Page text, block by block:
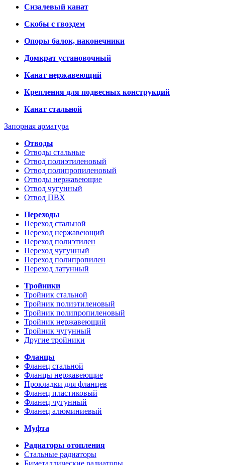
Сизалевый канат
Скобы с гвоздем
Опоры балок, наконечники
Домкрат установочный
Канат нержавеющий
Крепления для подвесных конструкций
Канат стальной
Запорная арматура
Отводы
Отводы стальные
Отвод полиэтиленовый
Отвод полипропиленовый
Отводы нержавеющие
Отвод чугунный
Отвод ПВХ
Переходы
Переход стальной
Переход нержавеющий
Переход полиэтилен
Переход чугунный
Переход полипропилен
Переход латунный
Тройники
Тройник стальной
Тройник полиэтиленовый
Тройник полипропиленовый
Тройник нержавеющий
Тройник чугунный
Другие тройники
Фланцы
Фланец стальной
Фланцы нержавеющие
Прокладки для фланцев
Фланец пластиковый
Фланец чугунный
Фланец алюминиевый
Муфта
Радиаторы отопления
Стальные радиаторы
Биметаллические радиаторы